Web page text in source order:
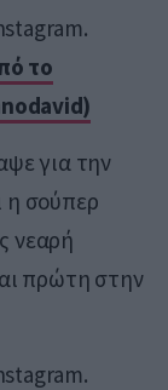
το
για την
η σούπερ
νεαρή
πρώτη στην